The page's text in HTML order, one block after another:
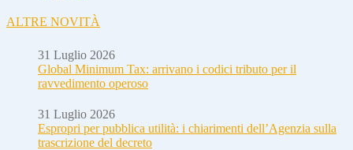
ALTRE NOVITÀ
31 Luglio 2026
Global Minimum Tax: arrivano i codici tributo per il
ravvedimento operoso
31 Luglio 2026
Espropri per pubblica utilità: i chiarimenti dell’Agenzia sulla
trascrizione del decreto